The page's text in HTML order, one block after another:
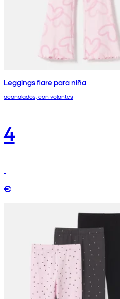
Leggings flare para niña
acanalados, con volantes
4
€